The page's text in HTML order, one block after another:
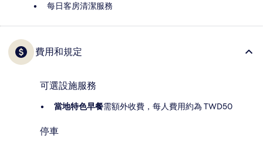
每日客房清潔服務
費用和規定
可選設施服務
當地特色早餐需額外收費，每人費用約為 TWD50
停車